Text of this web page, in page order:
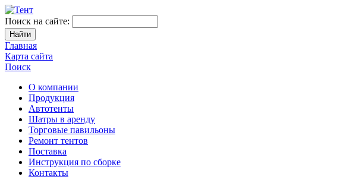
Поиск на сайте:
Главная
Карта сайта
Поиск
О компании
Продукция
Автотенты
Шатры в аренду
Торговые павильоны
Ремонт тентов
Поставка
Инструкция по сборке
Контакты